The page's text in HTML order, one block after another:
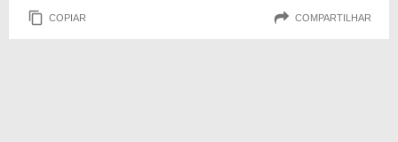
COPIAR COMPARTILHAR